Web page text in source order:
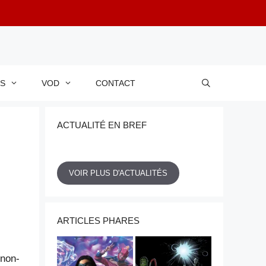
VOD CONTACT
ACTUALITÉ EN BREF
VOIR PLUS D'ACTUALITÉS
ARTICLES PHARES